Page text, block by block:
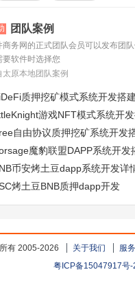
团队案例
商务网的正式团队会员可以发布团
要软件时选择您
太原本地团队案例
质押挖矿模式系统开发搭
游戏NFT模式系统开
自由协议质押挖矿系统开发
魔豹联盟DAPP系统开发
币安烤土豆dapp系统开发详
烤土豆BNB质押dapp开发
有 2005-2026 关于我们
服
粤ICP备15047917号-